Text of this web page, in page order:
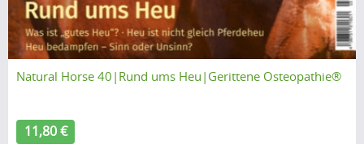
Natural Horse 40|Rund ums Heu|Gerittene Osteopathie®
11,80 €